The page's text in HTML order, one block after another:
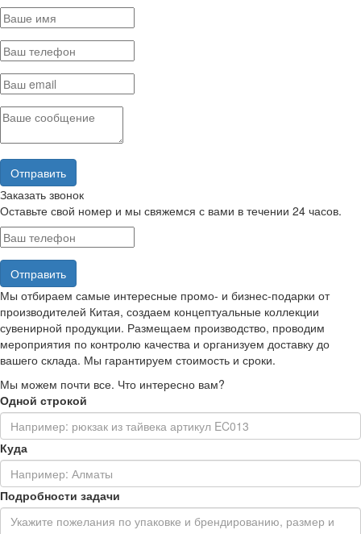
Заказать звонок
Оставьте свой номер и мы свяжемся с вами в течении 24 часов.
Мы отбираем самые интересные промо- и бизнес-подарки от
производителей Китая, создаем концептуальные коллекции
сувенирной продукции. Размещаем производство, проводим
мероприятия по контролю качества и организуем доставку до
вашего склада. Мы гарантируем стоимость и сроки.
Мы можем почти все. Что интересно вам?
Одной строкой
Куда
Подробности задачи